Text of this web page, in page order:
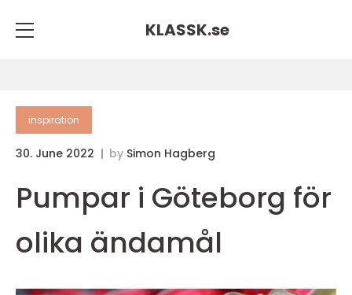
KLASSK.se
inspiration
30. June 2022 by Simon Hagberg
Pumpar i Göteborg för
olika ändamål